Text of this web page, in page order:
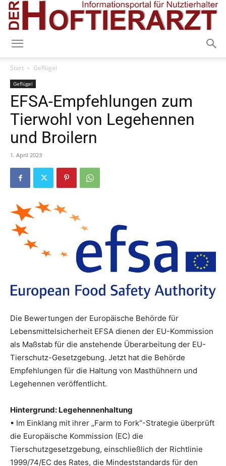
Start Geflügel
Geflügel
EFSA-Empfehlungen zum
Tierwohl von Legehennen
und Broilern
1. April 2023
Die Bewertungen der Europäische Behörde für
Lebensmittelsicherheit EFSA dienen der EU-Kommission
als Maßstab für die anstehende Überarbeitung der EU-
Tierschutz-Gesetzgebung. Jetzt hat die Behörde
Empfehlungen für die Haltung von Masthühnern und
Legehennen veröffentlicht.
Hintergrund: Legehennenhaltung
▪ Im Einklang mit ihrer „Farm to Fork“-Strategie überprüft
die Europäische Kommission (EC) die
Tierschutzgesetzgebung, einschließlich der Richtlinie
1999/74/EC des Rates, die Mindeststandards für den